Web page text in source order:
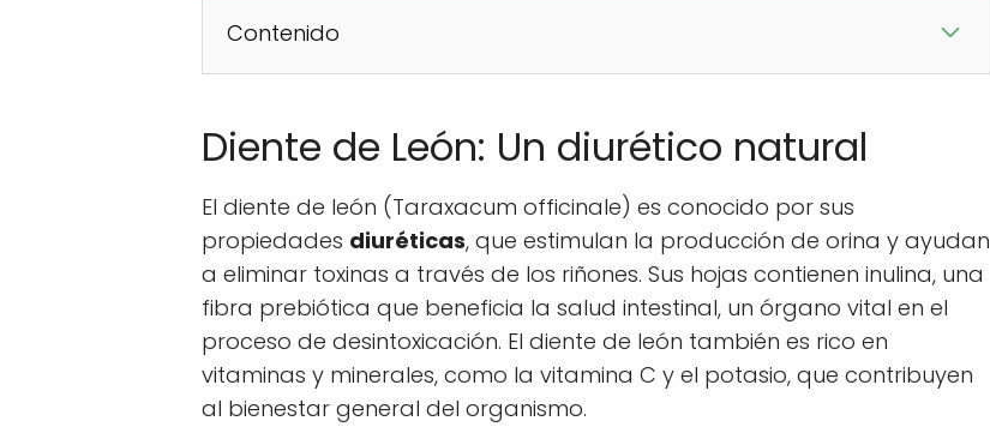
Contenido
Diente de León: Un diurético natural
El diente de león (Taraxacum officinale) es conocido por sus
propiedades diuréticas, que estimulan la producción de orina y ayudan
a eliminar toxinas a través de los riñones. Sus hojas contienen inulina, una
fibra prebiótica que beneficia la salud intestinal, un órgano vital en el
proceso de desintoxicación. El diente de león también es rico en
vitaminas y minerales, como la vitamina C y el potasio, que contribuyen
al bienestar general del organismo.